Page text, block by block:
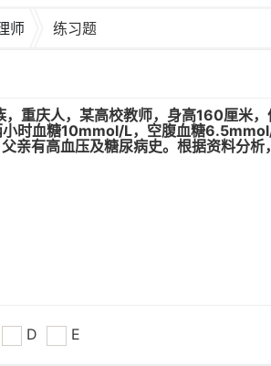
师 练习题
，重庆人，某高校教师，身高160厘米
时血糖10mmol/L，空腹血糖
亲有高血压及糖尿病史。根据资料分
D E